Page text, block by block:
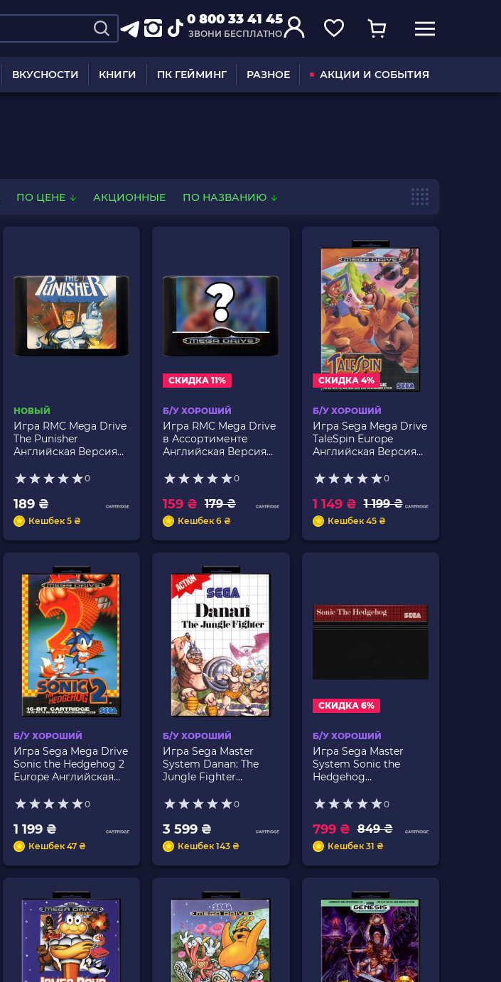
0 800 33 41 45
ЗВОНИ БЕСПЛАТНО
ВКУСНОСТИ КНИГИ ПК ГЕЙМИНГ РАЗНОЕ АКЦИИ И СОБЫТИЯ
ПО ЦЕНЕ АКЦИОННЫЕ ПО НАЗВАНИЮ
НОВЫЙ
Игра RMC Mega Drive
The Punisher
Английская Версия
0
189 ₴
Кешбек 5 ₴
СКИДКА 11%
Б/У ХОРОШИЙ
Игра RMC Mega Drive
в Ассортименте
Английская Версия
0
179 ₴
159 ₴
Кешбек 6 ₴
СКИДКА 4%
Б/У ХОРОШИЙ
Игра Sega Mega Drive
TaleSpin Europe
Английская Версия
0
1 199 ₴
1 149 ₴
Кешбек 45 ₴
Б/У ХОРОШИЙ
Игра Sega Mega Drive
Sonic the Hedgehog 2
Europe Английская
Б/У
0
1 199 ₴
Кешбек 47 ₴
Б/У ХОРОШИЙ
Игра Sega Master
System Danan: The
Jungle Fighter
Б/У
0
3 599 ₴
Кешбек 143 ₴
СКИДКА 6%
Б/У ХОРОШИЙ
Игра Sega Master
System Sonic the
Hedgehog
Только Картридж Б/У
0
849 ₴
799 ₴
Кешбек 31 ₴